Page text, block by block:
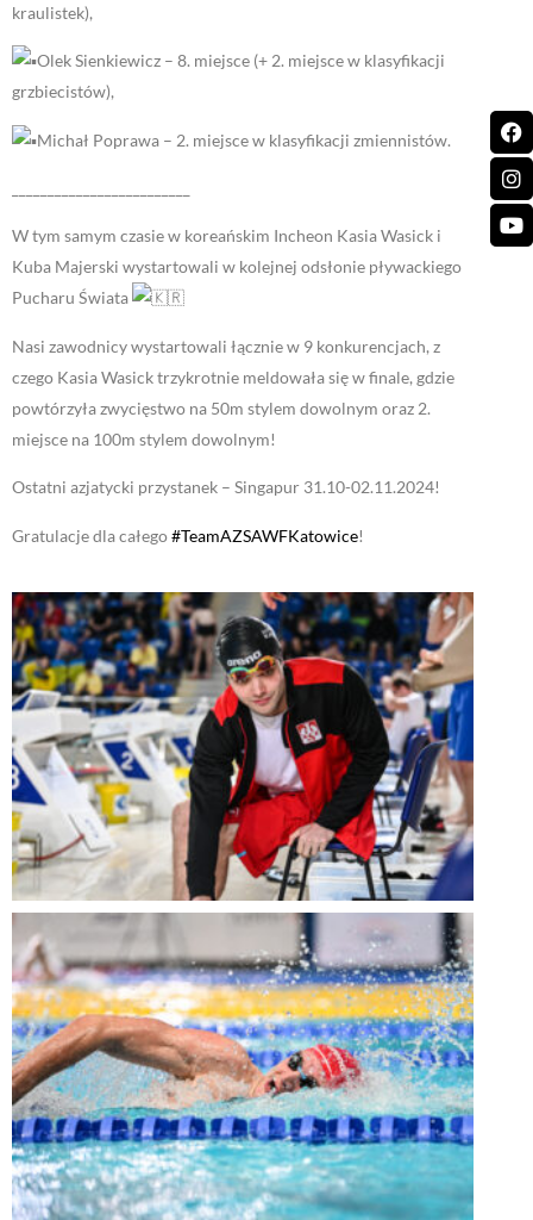
kraulistek),
Olek Sienkiewicz – 8. miejsce (+ 2. miejsce w klasyfikacji
grzbiecistów),
Michał Poprawa – 2. miejsce w klasyfikacji zmiennistów.
W tym samym czasie w koreańskim Incheon Kasia Wasick i
Kuba Majerski wystartowali w kolejnej odsłonie pływackiego
Pucharu Świata
Nasi zawodnicy wystartowali łącznie w 9 konkurencjach, z
czego Kasia Wasick trzykrotnie meldowała się w finale, gdzie
powtórzyła zwycięstwo na 50m stylem dowolnym oraz 2.
miejsce na 100m stylem dowolnym!
Ostatni azjatycki przystanek – Singapur 31.10-02.11.2024!
Gratulacje dla całego#TeamAZSAWFKatowice!